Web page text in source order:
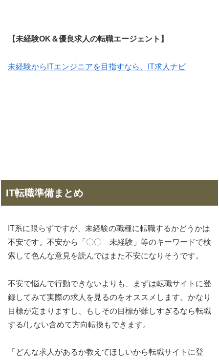
【未経験OK＆優良求人の転職エージェント】
未経験からITエンジニアを目指すなら、IT求人ナビ
IT転職準備まとめ
IT系に限らずですが、未経験の職種に転職するかどうかは
不安です。不安から「〇〇 未経験」等のキーワードで検
索して色んな意見を読んではまた不安になりそうです。
不安で悩んで行動できないよりも、まずは転職サイトに登
録してみて実際の求人を見るのをオススメします。かなり
目標が定まりますし、もしその目標が難しすぎるなら転職
する/しない含めて方向転換もできます。
「どんな求人があるか教えてほしいから転職サイトに登